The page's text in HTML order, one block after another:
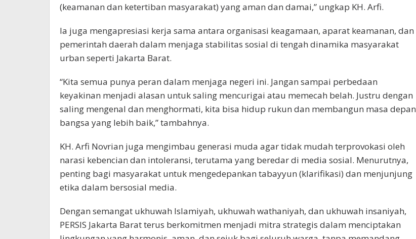
(keamanan dan ketertiban masyarakat) yang aman dan damai,” ungkap KH. Arfi.
Ia juga mengapresiasi kerja sama antara organisasi keagamaan, aparat keamanan, dan
pemerintah daerah dalam menjaga stabilitas sosial di tengah dinamika masyarakat
urban seperti Jakarta Barat.
“Kita semua punya peran dalam menjaga negeri ini. Jangan sampai perbedaan
keyakinan menjadi alasan untuk saling mencurigai atau memecah belah. Justru dengan
saling mengenal dan menghormati, kita bisa hidup rukun dan membangun masa depan
bangsa yang lebih baik,” tambahnya.
KH. Arfi Novrian juga mengimbau generasi muda agar tidak mudah terprovokasi oleh
narasi kebencian dan intoleransi, terutama yang beredar di media sosial. Menurutnya,
penting bagi masyarakat untuk mengedepankan tabayyun (klarifikasi) dan menjunjung
etika dalam bersosial media.
Dengan semangat ukhuwah Islamiyah, ukhuwah wathaniyah, dan ukhuwah insaniyah,
PERSIS Jakarta Barat terus berkomitmen menjadi mitra strategis dalam menciptakan